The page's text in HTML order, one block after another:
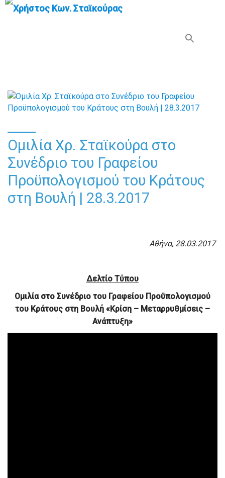
Ομιλία Χρ. Σταϊκούρα στο
Συνέδριο του Γραφείου
Προϋπολογισμού του Κράτους
στη Βουλή | 28.3.2017
Αθήνα, 28.03.2017
Δελτίο Τύπου
Ομιλία στο Συνέδριο του Γραφείου Προϋπολογισμού
του Κράτους στη Βουλή «Κρίση – Μεταρρυθμίσεις –
Ανάπτυξη»